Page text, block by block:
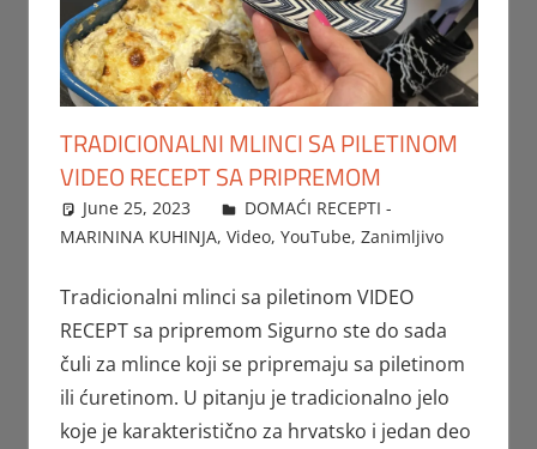
TRADICIONALNI MLINCI SA PILETINOM
VIDEO RECEPT SA PRIPREMOM
June 25, 2023 FTorgAdmin
DOMAĆI RECEPTI -
MARININA KUHINJA, Video, YouTube, Zanimljivo
Tradicionalni mlinci sa piletinom VIDEO
RECEPT sa pripremom Sigurno ste do sada
čuli za mlince koji se pripremaju sa piletinom
ili ćuretinom. U pitanju je tradicionalno jelo
koje je karakteristično za hrvatsko i jedan deo